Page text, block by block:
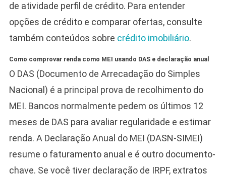
de atividade perfil de crédito. Para entender
opções de crédito e comparar ofertas, consulte
também conteúdos sobre crédito imobiliário.
Como comprovar renda como MEI usando DAS e declaração anual
O DAS (Documento de Arrecadação do Simples
Nacional) é a principal prova de recolhimento do
MEI. Bancos normalmente pedem os últimos 12
meses de DAS para avaliar regularidade e estimar
renda. A Declaração Anual do MEI (DASN‑SIMEI)
resume o faturamento anual e é outro documento-
chave. Se você tiver declaração de IRPF, extratos